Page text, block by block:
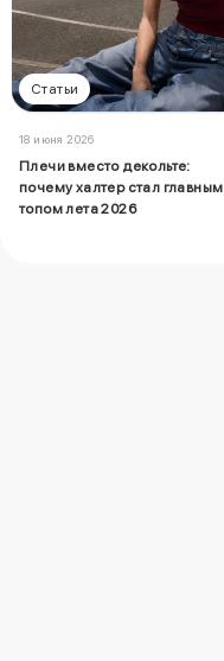
Статьи
18 июня 2026
Плечи вместо декольте:
почему халтер стал главным
топом лета 2026